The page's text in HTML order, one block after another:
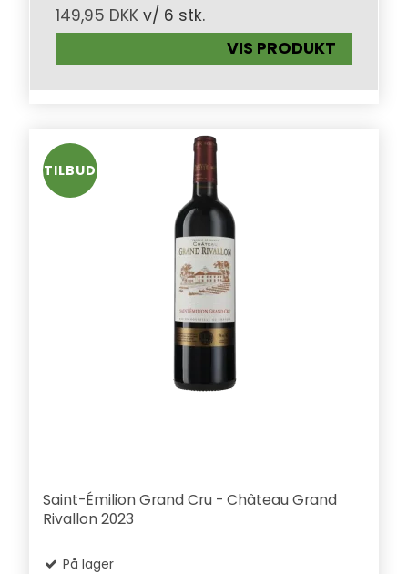
149,95 DKK v/ 6 stk.
VIS PRODUKT
TILBUD
Saint-Émilion Grand Cru - Château Grand
Rivallon 2023
På lager